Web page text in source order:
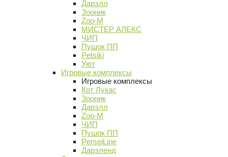
Дарэлл
Зооник
Zoo-M
МИСТЕР АЛЕКС
ЧИП
Пушок ПП
Petsiki
Уют
Игровые комплексы
Игровые комплексы
Кот Лукас
Зооник
Дарэлл
Zoo-M
ЧИП
Пушок ПП
PerseiLine
Дарэленд